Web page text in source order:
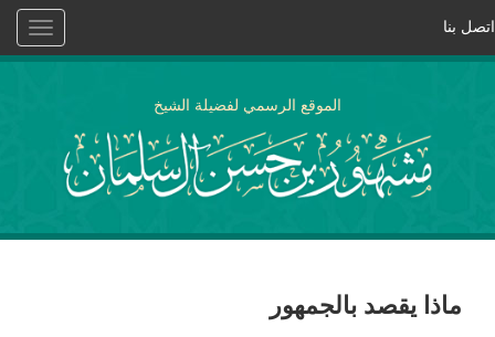
Toggle
اتصل بنا
الموقع الرسمي لفضيلة الشيخ
ماذا يقصد بالجمهور